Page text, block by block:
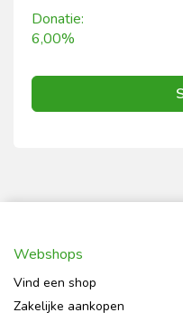
Donatie:
6,00%
Webshops
Vind een shop
Zakelijke aankopen